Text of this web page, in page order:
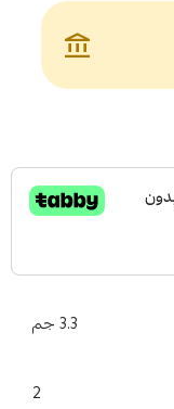
account_balance
3.3 جم
2